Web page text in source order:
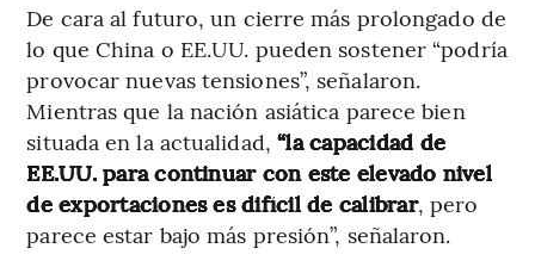
De cara al futuro, un cierre más prolongado de
lo que China o EE.UU. pueden sostener “podría
provocar nuevas tensiones”, señalaron.
Mientras que la nación asiática parece bien
situada en la actualidad, “la capacidad de
EE.UU. para continuar con este elevado nivel
de exportaciones es difícil de calibrar, pero
parece estar bajo más presión”, señalaron.